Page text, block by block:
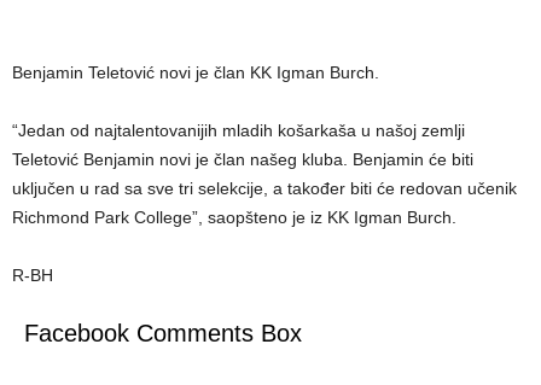
Benjamin Teletović novi je član KK Igman Burch.
“Jedan od najtalentovanijih mladih košarkaša u našoj zemlji
Teletović Benjamin novi je član našeg kluba. Benjamin će biti
uključen u rad sa sve tri selekcije, a također biti će redovan učenik
Richmond Park College”, saopšteno je iz KK Igman Burch.
R-BH
Facebook Comments Box